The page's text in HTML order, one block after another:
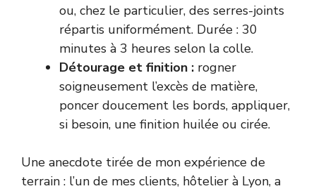
ou, chez le particulier, des serres-joints
répartis uniformément. Durée : 30
minutes à 3 heures selon la colle.
Détourage et finition : rogner
soigneusement l’excès de matière,
poncer doucement les bords, appliquer,
si besoin, une finition huilée ou cirée.
Une anecdote tirée de mon expérience de
terrain : l’un de mes clients, hôtelier à Lyon, a